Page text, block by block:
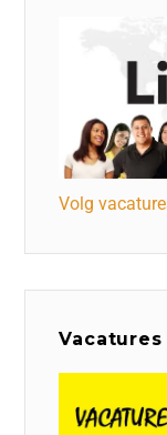
Volg